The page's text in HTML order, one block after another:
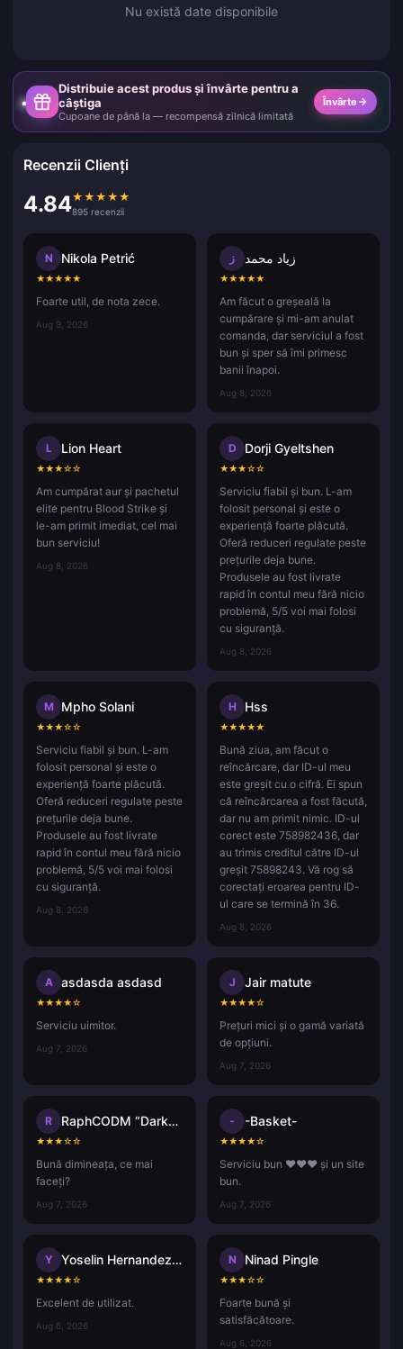
Nu există date disponibile
Distribuie acest produs și învârte pentru a
câștiga
Cupoane de până la — recompensă zilnică limitată
Învârte
Recenzii Clienți
4.84★ ★ ★ ★ ★
895 recenzii
N Nikola Petrić
★★★★★
Foarte util, de nota zece.
Aug 9, 2026
ز زياد محمد
★★★★★
Am făcut o greșeală la
cumpărare și mi-am anulat
comanda, dar serviciul a fost
bun și sper să îmi primesc
banii înapoi.
Aug 8, 2026
L Lion Heart
★★★☆☆
Am cumpărat aur și pachetul
elite pentru Blood Strike și
le-am primit imediat, cel mai
bun serviciu!
Aug 8, 2026
D Dorji Gyeltshen
★★★☆☆
Serviciu fiabil și bun. L-am
folosit personal și este o
experiență foarte plăcută.
Oferă reduceri regulate peste
prețurile deja bune.
Produsele au fost livrate
rapid în contul meu fără nicio
problemă, 5/5 voi mai folosi
cu siguranță.
Aug 8, 2026
M Mpho Solani
★★★☆☆
Serviciu fiabil și bun. L-am
folosit personal și este o
experiență foarte plăcută.
Oferă reduceri regulate peste
prețurile deja bune.
Produsele au fost livrate
rapid în contul meu fără nicio
problemă, 5/5 voi mai folosi
cu siguranță.
Aug 8, 2026
H Hss
★★★★★
Bună ziua, am făcut o
reîncărcare, dar ID-ul meu
este greșit cu o cifră. Ei spun
că reîncărcarea a fost făcută,
dar nu am primit nimic. ID-ul
corect este 758982436, dar
au trimis creditul către ID-ul
greșit 75898243. Vă rog să
corectați eroarea pentru ID-
ul care se termină în 36.
Aug 8, 2026
A asdasda asdasd
★★★★☆
Serviciu uimitor.
Aug 7, 2026
J Jair matute
★★★★☆
Prețuri mici și o gamă variată
de opțiuni.
Aug 7, 2026
R RaphCODM “Darkninja_Agma.io”
★★★☆☆
Bună dimineața, ce mai
faceți?
Aug 7, 2026
- -Basket-
★★★★☆
Serviciu bun ❤️❤️❤️ și un site
bun.
Aug 7, 2026
Y Yoselin Hernandez ramos
★★★★☆
Excelent de utilizat.
Aug 6, 2026
N Ninad Pingle
★★★☆☆
Foarte bună și
satisfăcătoare.
Aug 6, 2026